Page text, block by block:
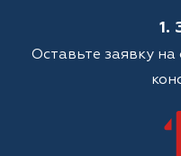
1.
Оставьте заявку